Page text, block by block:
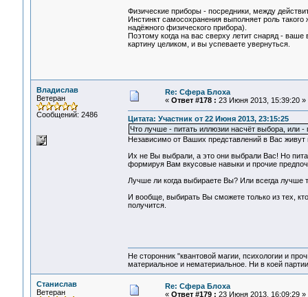
Физические приборы - посредники, между
Инстинкт самосохранения выполняет роль
надёжного физического прибора).
Поэтому когда на вас сверху летит снаряд - ваше
картину целиком, и вы успеваете увернуться.
Владислав
Ветеран
Сообщений: 2486
Re: Сфера Блоха
« Ответ #178 : 23 Июня 2013, 15:39:20 »
Цитата: Участник от 22 Июня 2013, 23:15:25
Что лучше - питать иллюзии насчёт выбора, или -
Независимо от Ваших представлений в Вас
Их не Вы выбрали, а это они выбрали Вас! Но
формируя Вам вкусовые навыки и прочие
Лучше ли когда выбираете Вы? Или всегда
И вообще, выбирать Вы сможете только из тех,
получится.
Не сторонник "квантовой магии, психологии и
материальное и нематериальное. Ни в коей
Станислав
Ветеран
Re: Сфера Блоха
« Ответ #179 : 23 Июня 2013, 16:09:29 »